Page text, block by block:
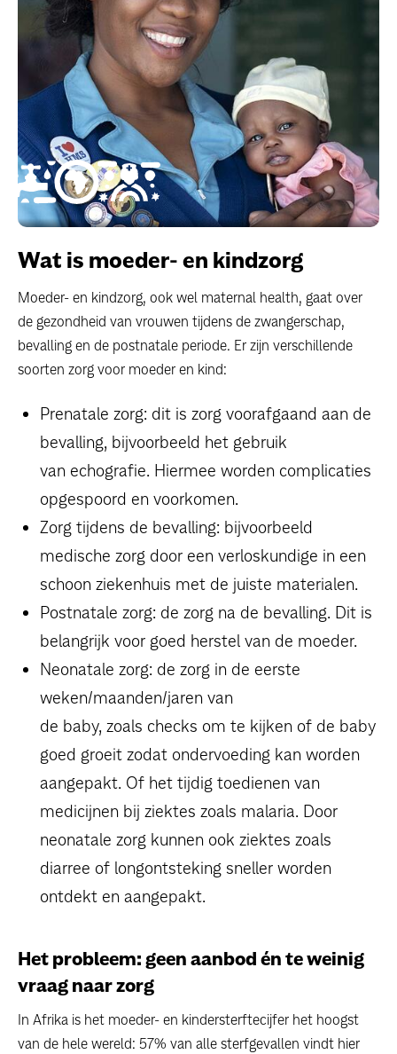
Wat is moeder- en kindzorg
Moeder- en kindzorg, ook wel maternal health, gaat over
de gezondheid van vrouwen tijdens de zwangerschap,
bevalling en de postnatale periode. Er zijn verschillende
soorten zorg voor moeder en kind:
Prenatale zorg: dit is zorg voorafgaand aan de
bevalling, bijvoorbeeld het gebruik
van echografie. Hiermee worden complicaties
opgespoord en voorkomen.
Zorg tijdens de bevalling: bijvoorbeeld
medische zorg door een verloskundige in een
schoon ziekenhuis met de juiste materialen.
Postnatale zorg: de zorg na de bevalling. Dit is
belangrijk voor goed herstel van de moeder.
Neonatale zorg: de zorg in de eerste
weken/maanden/jaren van
de baby, zoals checks om te kijken of de baby
goed groeit zodat ondervoeding kan worden
aangepakt. Of het tijdig toedienen van
medicijnen bij ziektes zoals malaria. Door
neonatale zorg kunnen ook ziektes zoals
diarree of longontsteking sneller worden
ontdekt en aangepakt.
Het probleem: geen aanbod én te weinig
vraag naar zorg
In Afrika is het moeder- en kindersterftecijfer het hoogst
van de hele wereld: 57% van alle sterfgevallen vindt hier